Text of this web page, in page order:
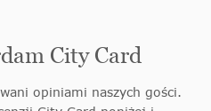
City Card
opiniami naszych gości.